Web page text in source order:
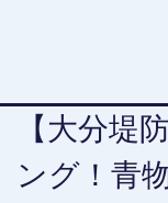
【大分堤
ング！青